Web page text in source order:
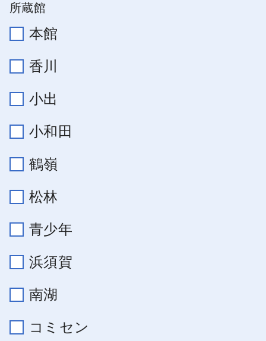
所蔵館
本館
香川
小出
小和田
鶴嶺
松林
青少年
浜須賀
南湖
コミセン